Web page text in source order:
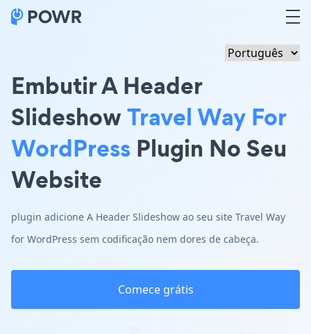
Embutir A Header
SlideshowTravel Way For
WordPress Plugin No Seu
Website
plugin adicione A Header Slideshow ao seu site Travel Way
for WordPress sem codificação nem dores de cabeça.
Comece grátis